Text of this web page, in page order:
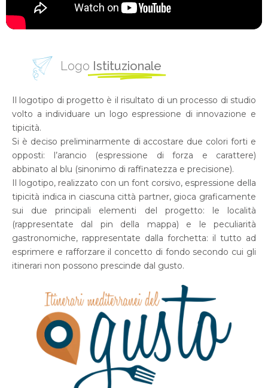
Logo Istituzionale
Il logotipo di progetto è il risultato di un processo di studio
volto a individuare un logo espressione di innovazione e
tipicità.
Si è deciso preliminarmente di accostare due colori forti e
opposti: l’arancio (espressione di forza e carattere)
abbinato al blu (sinonimo di raffinatezza e precisione).
Il logotipo, realizzato con un font corsivo, espressione della
tipicità indica in ciascuna città partner, gioca graficamente
sui due principali elementi del progetto: le località
(rappresentate dal pin della mappa) e le peculiarità
gastronomiche, rappresentate dalla forchetta: il tutto ad
esprimere e rafforzare il concetto di fondo secondo cui gli
itinerari non possono prescinde dal gusto.